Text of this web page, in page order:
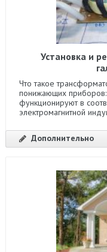
Установка и
Что такое
понижающих приборов:
функционируют в
электромагнитной
Дополнительно